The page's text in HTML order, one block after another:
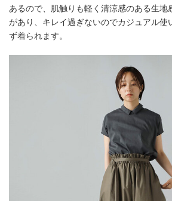
あるので、肌触りも軽く清涼感のある生地
があり、キレイ過ぎないのでカジュアル使
ず着られます。